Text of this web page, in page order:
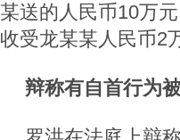
某送的人民币10万
收受龙某某人民币2
辩称有自首行为